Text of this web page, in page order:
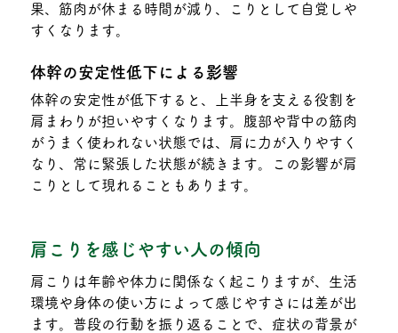
果、筋肉が休まる時間が減り、こりとして自覚しや
すくなります。
体幹の安定性低下による影響
体幹の安定性が低下すると、上半身を支える役割を
肩まわりが担いやすくなります。腹部や背中の筋肉
がうまく使われない状態では、肩に力が入りやすく
なり、常に緊張した状態が続きます。この影響が肩
こりとして現れることもあります。
肩こりを感じやすい人の傾向
肩こりは年齢や体力に関係なく起こりますが、生活
環境や身体の使い方によって感じやすさには差が出
ます。普段の行動を振り返ることで、症状の背景が